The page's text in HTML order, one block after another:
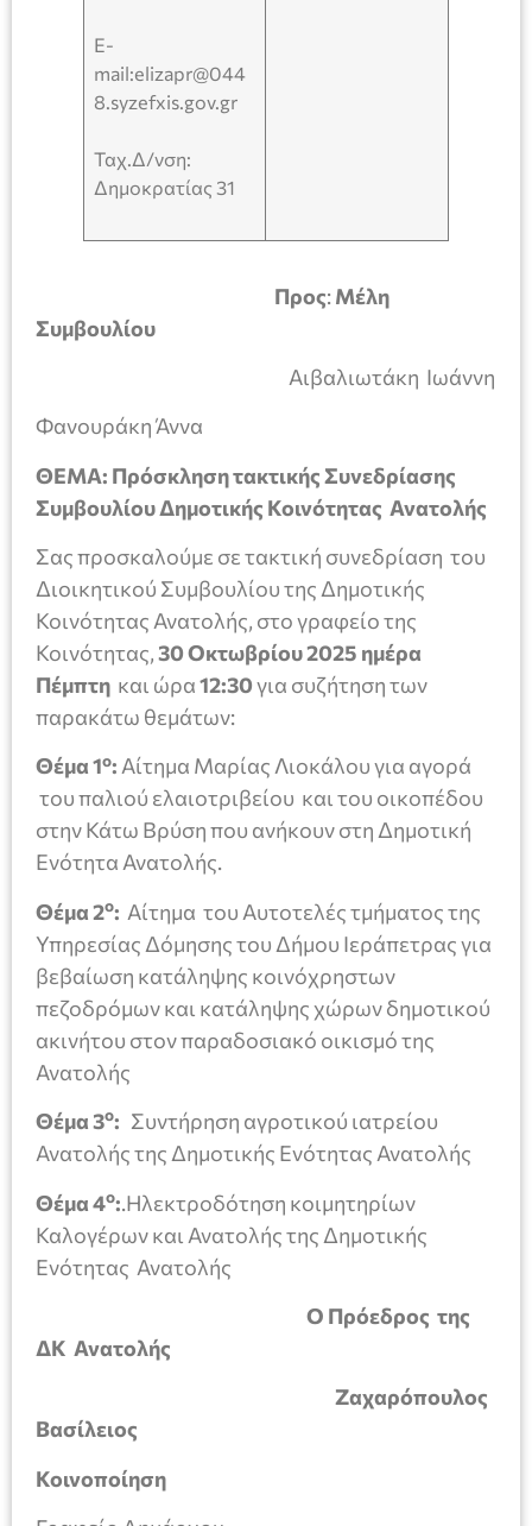
E-
mail:elizapr@044
8.syzefxis.gov.gr
Ταχ.Δ/νση:
Δημοκρατίας 31
Προς:Μέλη
Συμβουλίου
Αιβαλιωτάκη Ιωάννη
Φανουράκη Άννα
ΘΕΜΑ: Πρόσκληση τακτικής Συνεδρίασης
Συμβουλίου Δημοτικής Κοινότητας Ανατολής
Σας προσκαλούμε σε τακτική συνεδρίαση του
Διοικητικού Συμβουλίου της Δημοτικής
Κοινότητας Ανατολής, στο γραφείο της
Κοινότητας,30 Οκτωβρίου 2025 ημέρα
Πέμπτη και ώρα12:30για συζήτηση των
παρακάτω θεμάτων:
Θέμα 1ο:Αίτημα Μαρίας Λιοκάλου για αγορά
του παλιού ελαιοτριβείου και του οικοπέδου
στην Κάτω Βρύση που ανήκουν στη Δημοτική
Ενότητα Ανατολής.
Θέμα 2ο: Αίτημα του Αυτοτελές τμήματος της
Υπηρεσίας Δόμησης του Δήμου Ιεράπετρας για
βεβαίωση κατάληψης κοινόχρηστων
πεζοδρόμων και κατάληψης χώρων δημοτικού
ακινήτου στον παραδοσιακό οικισμό της
Ανατολής
Θέμα 3ο: Συντήρηση αγροτικού ιατρείου
Ανατολής της Δημοτικής Ενότητας Ανατολής
Θέμα 4ο:.Ηλεκτροδότηση κοιμητηρίων
Καλογέρων και Ανατολής της Δημοτικής
Ενότητας Ανατολής
Ο Πρόεδρος της
ΔΚ Ανατολής
Ζαχαρόπουλος
Βασίλειος
Κοινοποίηση